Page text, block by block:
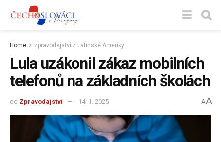
Home Zpravodajství z Latinské Ameriky
Lula uzákonil zákaz mobilních
telefonů na základních školách
od Zpravodajství 14. 1. 2025 AA